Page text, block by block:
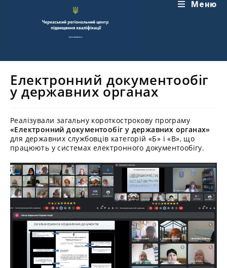
Меню
Електронний документообіг
у державних органах
Реалізували загальну короткострокову програму
«Електронний документообіг у державних органах»
для державних службовців категорій «Б» і «В», що
працюють у системах електронного документообігу.